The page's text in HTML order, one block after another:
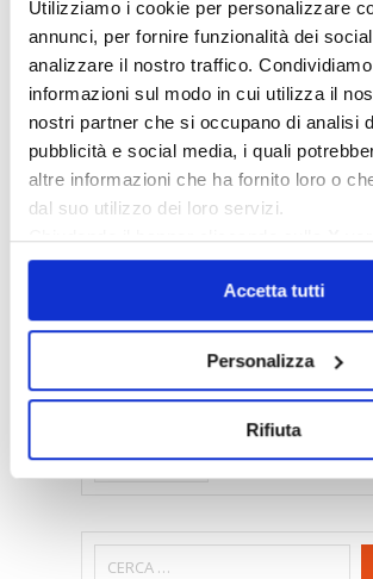
Utilizziamo i cookie per personalizzare
annunci, per fornire funzionalità dei
analizzare il nostro traffico.
informazioni sul modo in cui utilizza il
nostri partner che si occupano di analisi
pubblicità e social media, i quali
altre informazioni che ha fornito loro o
dal suo utilizzo dei loro servizi.
Chiudendo il banner cliccando sullaX
solo i cookie necessari.
Accetta tutti
Personalizza
Rifiuta
Collabenti
Compravendite
Condominio
Confcommercio
Confedilizia.EU
Detrazioni Edilizie
Dirittiproprietà
Emissioni
Gabetti Spa
Green Deal
Ideologia Green
Irregolarità
Libero Mercato
Monolocali
Rendite Catastali
Ruderi
Sicurezza
Sommerso
Trasferimenti
Valore Case